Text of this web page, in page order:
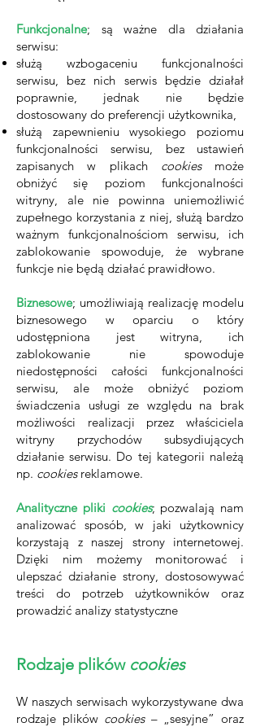
Funkcjonalne; są ważne dla działania
serwisu:
służą wzbogaceniu funkcjonalności
serwisu, bez nich serwis będzie działał
poprawnie, jednak nie będzie
dostosowany do preferencji użytkownika,
służą zapewnieniu wysokiego poziomu
funkcjonalności serwisu, bez ustawień
zapisanych w plikach cookies może
obniżyć się poziom funkcjonalności
witryny, ale nie powinna uniemożliwić
zupełnego korzystania z niej, służą bardzo
ważnym funkcjonalnościom serwisu, ich
zablokowanie spowoduje, że wybrane
funkcje nie będą działać prawidłowo.
Biznesowe; umożliwiają realizację modelu
biznesowego w oparciu o który
udostępniona jest witryna, ich
zablokowanie nie spowoduje
niedostępności całości funkcjonalności
serwisu, ale może obniżyć poziom
świadczenia usługi ze względu na brak
możliwości realizacji przez właściciela
witryny przychodów subsydiujących
działanie serwisu. Do tej kategorii należą
np. cookies reklamowe.
Analityczne pliki cookies; pozwalają nam
analizować sposób, w jaki użytkownicy
korzystają z naszej strony internetowej.
Dzięki nim możemy monitorować i
ulepszać działanie strony, dostosowywać
treści do potrzeb użytkowników oraz
prowadzić analizy statystyczne
Rodzaje plików cookies
W naszych serwisach wykorzystywane dwa
rodzaje plików cookies – „sesyjne” oraz